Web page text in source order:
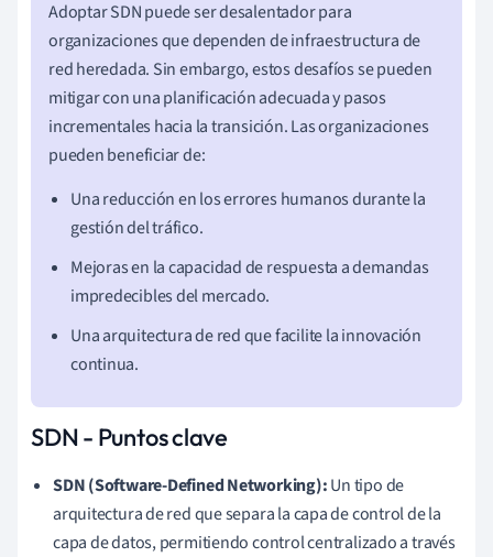
Adoptar SDN puede ser desalentador para
organizaciones que dependen de infraestructura de
red heredada. Sin embargo, estos desafíos se pueden
mitigar con una planificación adecuada y pasos
incrementales hacia la transición. Las organizaciones
pueden beneficiar de:
Una reducción en los errores humanos durante la
gestión del tráfico.
Mejoras en la capacidad de respuesta a demandas
impredecibles del mercado.
Una arquitectura de red que facilite la innovación
continua.
SDN - Puntos clave
SDN (Software-Defined Networking):Un tipo de
arquitectura de red que separa la capa de control de la
capa de datos, permitiendo control centralizado a través